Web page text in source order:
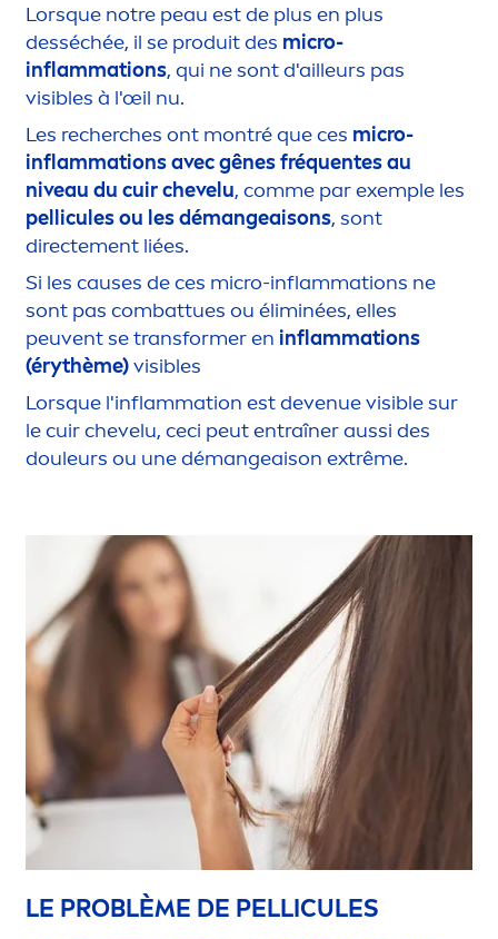
Lorsque notre peau est de plus en plus
desséchée, il se produit des micro-
inflammations, qui ne sont d'ailleurs pas
visibles à l'œil nu.
Les recherches ont montré que ces micro-
inflammations avec gênes fréquentes au
niveau du cuir chevelu, comme par exemple les
pellicules ou les démangeaisons, sont
directement liées.
Si les causes de ces micro-inflammations ne
sont pas combattues ou éliminées, elles
peuvent se transformer en inflammations
(érythème)visibles
Lorsque l'inflammation est devenue visible sur
le cuir chevelu, ceci peut entraîner aussi des
douleurs ou une démangeaison extrême.
LE PROBLÈME DE PELLICULES